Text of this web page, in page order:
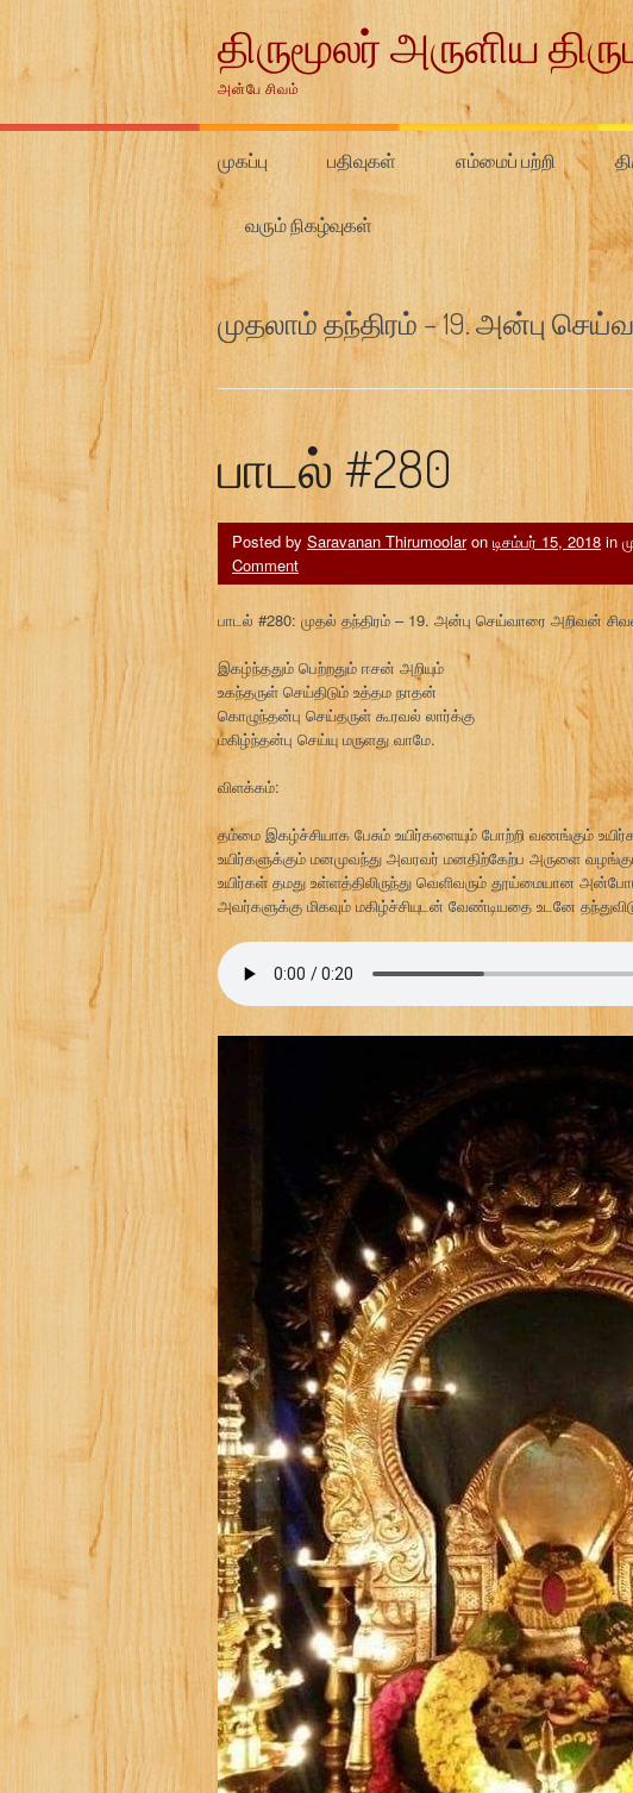
திருமூலர் அருளிய
அன்பே சிவம்
முகப்பு பதிவுகள் எம்மைப் பற்றி
வரும் நிகழ்வுகள்
முதலாம் தந்திரம் – 19. அன்பு
பாடல் #280
Posted by Saravanan Thirumoolaron டிசம்பர் 15, 2018 in
Comment
பாடல் #280: முதல் தந்திரம் – 19. அன்பு செய்வாரை அறிவன்
இகழ்ந்ததும் பெற்றதும் ஈசன் அறியும்
உகந்தருள் செய்திடும் உத்தம நாதன்
கொழுந்தன்பு செய்தருள் கூரவல் லார்க்கு
மகிழ்ந்தன்பு செய்யு மருளது வாமே.
விளக்கம்:
தம்மை இகழ்ச்சியாக பேசும் உயிர்களையும் போற்றி வணங்கும்
உயிர்களுக்கும் மனமுவந்து அவரவர் மனதிற்கேற்ப அருளை
உயிர்கள் தமது உள்ளத்திலிருந்து வெளிவரும் தூய்மையான
அவர்களுக்கு மிகவும் மகிழ்ச்சியுடன் வேண்டியதை உடனே